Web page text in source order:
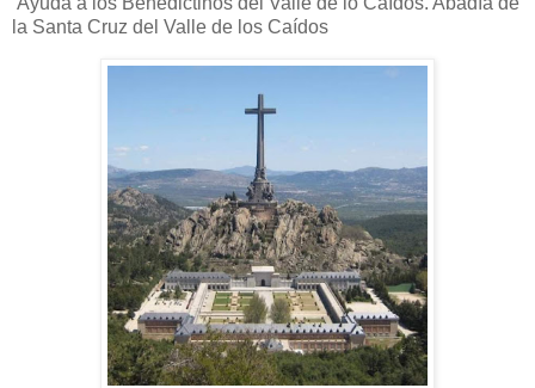
la Santa Cruz del Valle de los Caídos